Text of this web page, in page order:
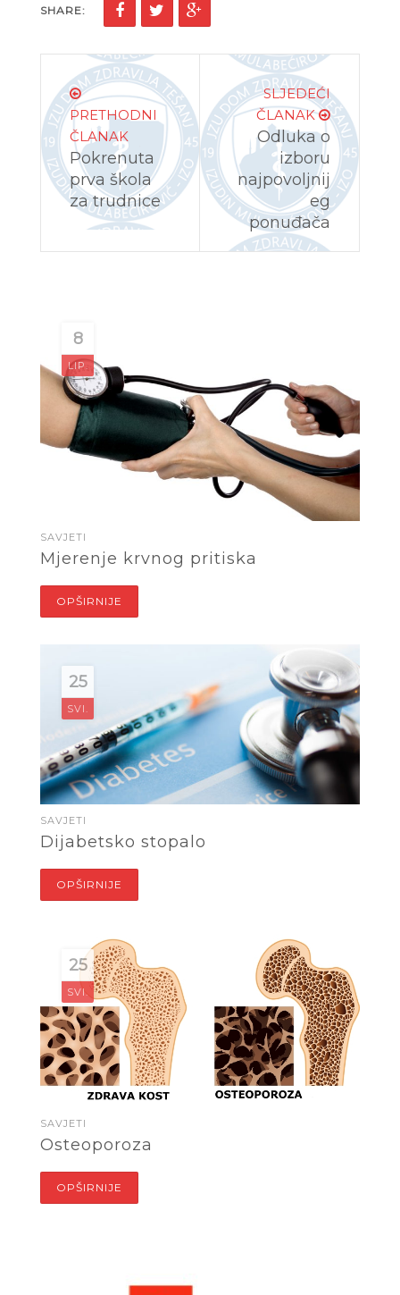
SHARE:
PRETHODNI
ČLANAK
Pokrenuta
prva škola
za trudnice
SLJEDEĆI
ČLANAK
Odluka o
izboru
najpovoljnij
eg
ponuđača
8
LIP.
SAVJETI
Mjerenje krvnog pritiska
OPŠIRNIJE
25
SVI.
SAVJETI
Dijabetsko stopalo
OPŠIRNIJE
25
SVI.
SAVJETI
Osteoporoza
OPŠIRNIJE